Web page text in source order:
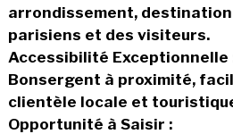
arrondissement,
parisiens et des visiteurs.
Accessibilité Exceptionnelle
Bonsergent à proximité,
clientèle locale et
Opportunité à Saisir :